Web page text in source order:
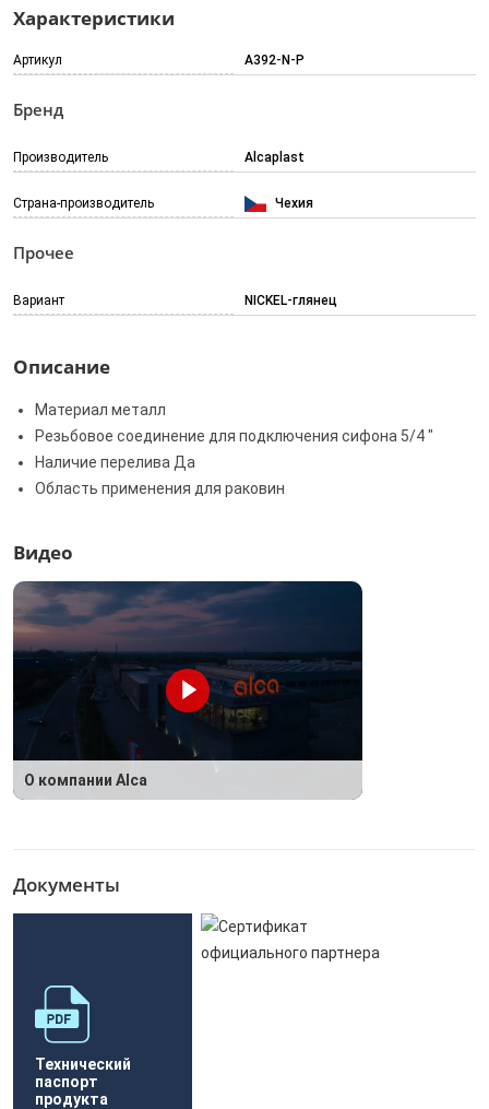
Характеристики
Артикул A392-N-P
Бренд
Производитель Alcaplast
Страна-производитель Чехия
Прочее
Вариант NICKEL-глянец
Описание
Материал металл
Резьбовое соединение для подключения сифона 5/4 "
Наличие перелива Да
Область применения для раковин
Видео
О компании Alca
Документы
Технический
паспорт
продукта